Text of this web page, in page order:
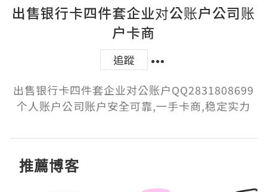
出售银行卡四件套企业对公账户公司账
户卡商
追蹤
出售银行卡四件套企业对公账户QQ2831808699
个人账户公司账户安全可靠,一手卡商,稳定实力
推薦博客